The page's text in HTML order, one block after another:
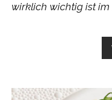
wirklich wichtig ist im